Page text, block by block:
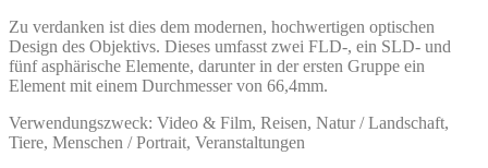
Zu verdanken ist dies dem modernen, hochwertigen optischen
Design des Objektivs. Dieses umfasst zwei FLD-, ein SLD- und
fünf asphärische Elemente, darunter in der ersten Gruppe ein
Element mit einem Durchmesser von 66,4mm.
Verwendungszweck: Video & Film, Reisen, Natur / Landschaft,
Tiere, Menschen / Portrait, Veranstaltungen